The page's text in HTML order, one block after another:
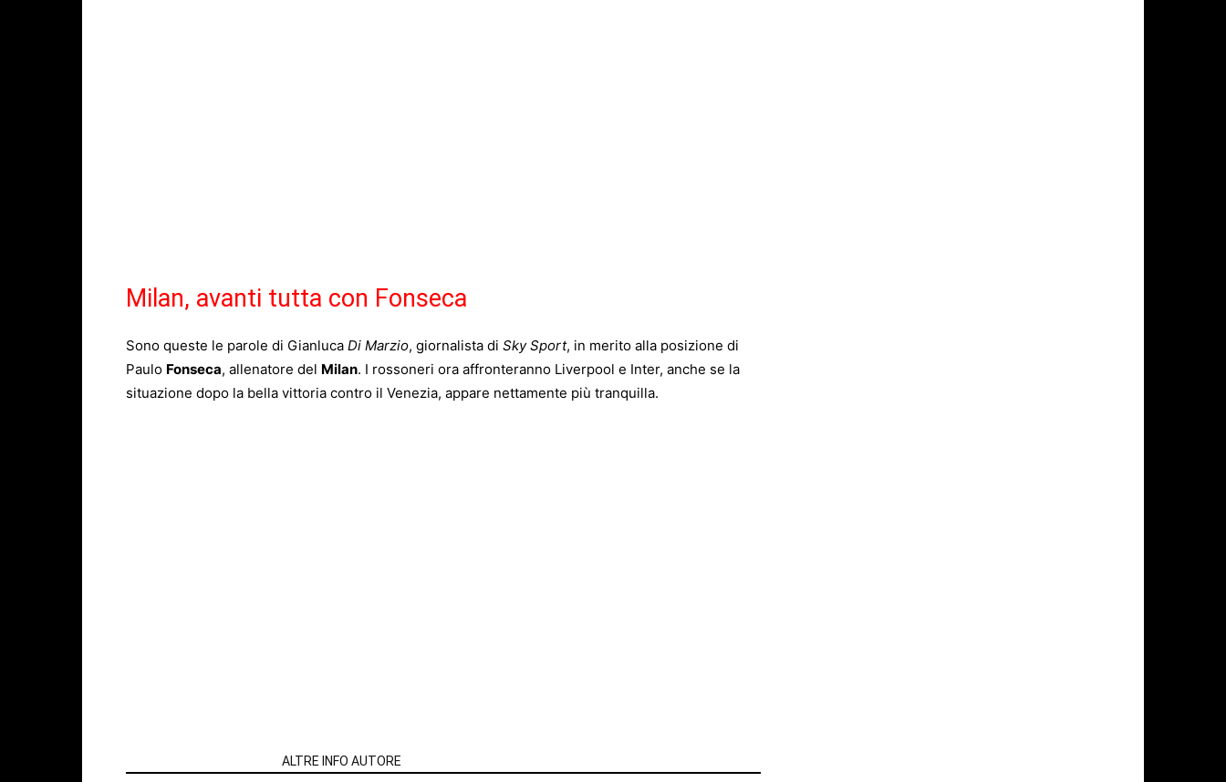
Milan, avanti tutta con Fonseca
Sono queste le parole di Gianluca Di Marzio, giornalista di Sky Sport, in merito alla posizione di
Paulo Fonseca, allenatore del Milan. I rossoneri ora affronteranno Liverpool e Inter, anche se la
situazione dopo la bella vittoria contro il Venezia, appare nettamente più tranquilla.
ALTRE INFO AUTORE